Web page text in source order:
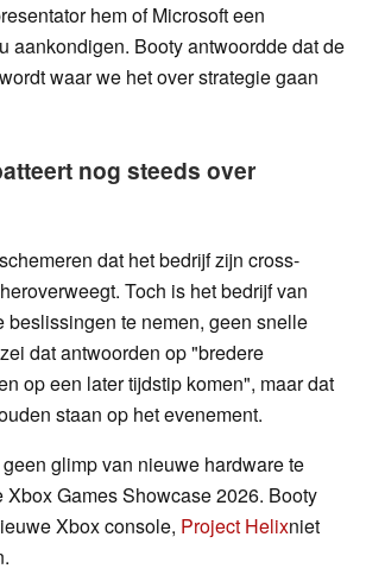
hem of Microsoft een
aankondigen. Booty antwoordde dat de
waar we het over strategie gaan
nog steeds over
dat het bedrijf zijn cross-
Toch is het bedrijf van
beslissingen te nemen, geen snelle
dat antwoorden op "bredere
op een later tijdstip komen", maar dat
staan op het evenement.
glimp van nieuwe hardware te
Xbox Games Showcase 2026. Booty
Xbox console, Project Helixniet